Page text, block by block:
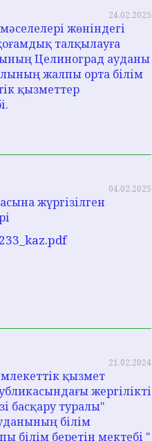
24.02.2025
жөніндегі
талқылауға
Целиноград ауданы
жалпы орта білім
қызметтер
04.02.2025
жүргізілген
21.02.2024
қызмет
жергілікті
басқару туралы"
білім
білім беретін мектебі "